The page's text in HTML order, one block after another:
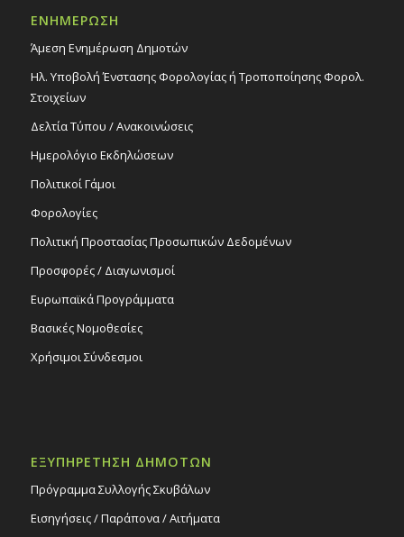
ΕΝΗΜΕΡΩΣΗ
Άμεση Ενημέρωση Δημοτών
Ηλ. Υποβολή Ένστασης Φορολογίας ή Τροποποίησης Φορολ.
Στοιχείων
Δελτία Τύπου / Ανακοινώσεις
Ημερολόγιο Εκδηλώσεων
Πολιτικοί Γάμοι
Φορολογίες
Πολιτική Προστασίας Προσωπικών Δεδομένων
Προσφορές / Διαγωνισμοί
Ευρωπαϊκά Προγράμματα
Βασικές Νομοθεσίες
Χρήσιμοι Σύνδεσμοι
ΕΞΥΠΗΡΕΤΗΣΗ ΔΗΜΟΤΩΝ
Πρόγραμμα Συλλογής Σκυβάλων
Εισηγήσεις / Παράπονα / Αιτήματα